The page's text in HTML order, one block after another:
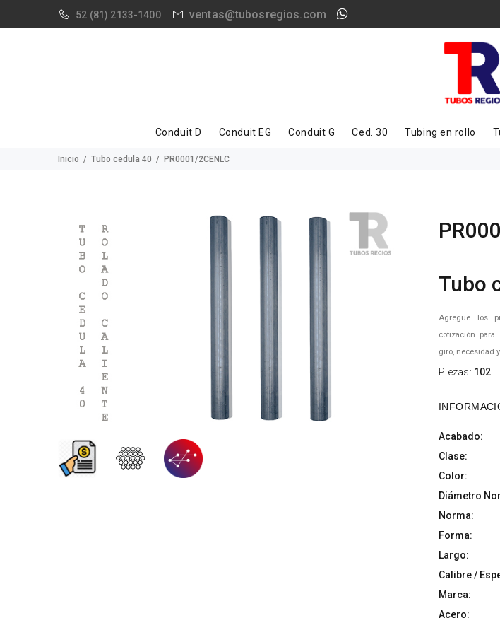
52 (81) 2133-1400 ventas@tubosregios.com
Conduit D Conduit EG Conduit G Ced. 30 Tubing en rollo
Inicio Tubo cedula 40 PR0001/2CENLC
Tubo
Agregue los
cotización
giro, necesidad
Piezas: 102
Acabado:
Clase:
Color:
Diámetro
Norma:
Forma:
Largo:
Calibre /
Marca:
Acero: